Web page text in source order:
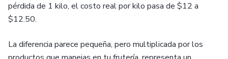
pérdida de 1 kilo, el costo real por kilo pasa de $12 a
$12.50.
La diferencia parece pequeña, pero multiplicada por los